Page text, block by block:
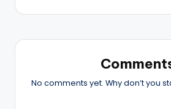
No comments yet. Why don’t you